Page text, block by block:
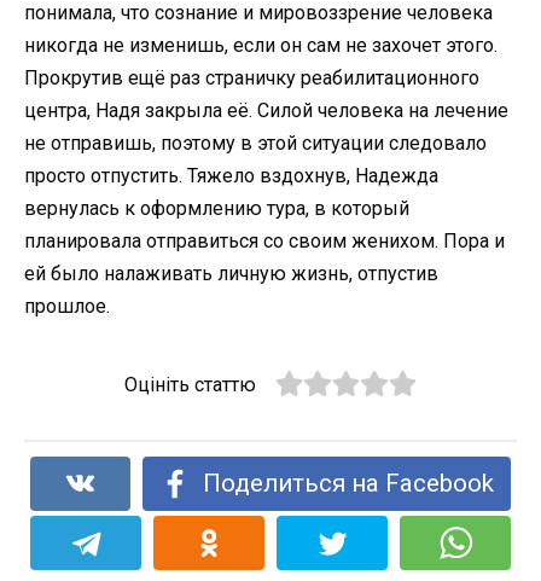
понимала, что сознание и мировоззрение человека
никогда не изменишь, если он сам не захочет этого.
Прокрутив ещё раз страничку реабилитационного
центра, Надя закрыла её. Силой человека на лечение
не отправишь, поэтому в этой ситуации следовало
просто отпустить. Тяжело вздохнув, Надежда
вернулась к оформлению тура, в который
планировала отправиться со своим женихом. Пора и
ей было налаживать личную жизнь, отпустив
прошлое.
Оцініть статтю
Поделиться на Facebook